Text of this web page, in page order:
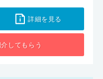
詳細を見る
してもらう